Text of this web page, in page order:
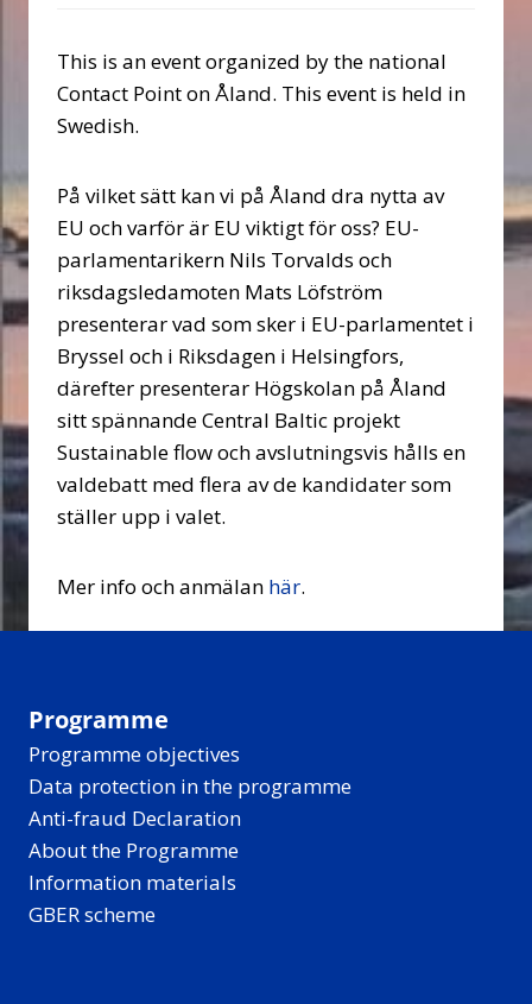
This is an event organized by the national
Contact Point on Åland. This event is held in
Swedish.
På vilket sätt kan vi på Åland dra nytta av
EU och varför är EU viktigt för oss? EU-
parlamenta­rikern Nils Torvalds och
riksdagsledamoten Mats Löfström
presenterar vad som sker i EU-parlamentet i
Bryssel och i Riksdagen i Helsingfors,
därefter presenterar Högskolan på Åland
sitt spännande Central Baltic projekt
Sustainable flow och avslutningsvis hålls en
valdebatt med flera av de kandidater som
ställer upp i valet.
Mer info och anmälan här.
Programme
Programme objectives
Data protection in the programme
Anti-fraud Declaration
About the Programme
Information materials
GBER scheme